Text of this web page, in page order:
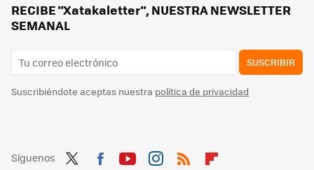
RECIBE "Xatakaletter", NUESTRA NEWSLETTER
SEMANAL
SUSCRIBIR
Suscribiéndote aceptas nuestra política de privacidad
Síguenos